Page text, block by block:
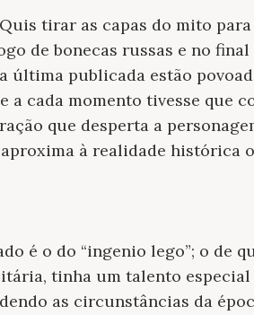
tirar as capas do mito
de bonecas russas e no
última publicada estão
cada momento tivesse que
que desperta a
à realidade histórica
é o do “ingenio lego”; o de
tinha um talento
as circunstâncias da